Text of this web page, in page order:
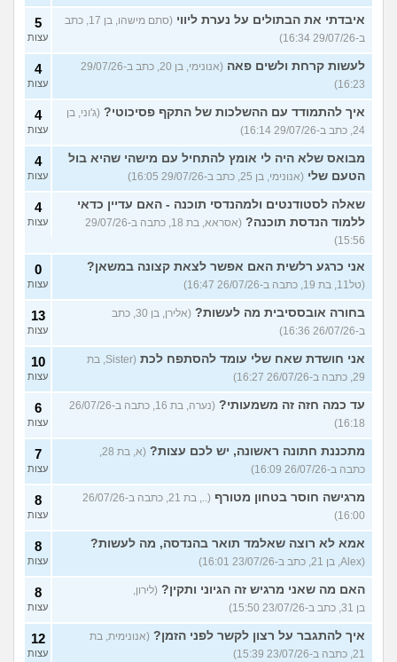
איבדתי את הבתולים על נערת ליווי
(סתם מישהו, בן 17, כתב
ב-29/07/26 16:34)
5
עצות
לעשות קרחת ולשים פאה
(אנונימי, בן 20, כתב ב-29/07/26
16:23)
4
עצות
איך להתמודד עם ההשלכות של התקף פסיכוטי? (ג'וני, בן
24, כתב ב-29/07/26 16:14)
4
עצות
מבואס שלא היה לי אומץ להתחיל עם מישהי שהיא בול
הטעם שלי (אנונימי, בן 25, כתב ב-29/07/26 16:05)
4
עצות
שאלה לסטודנטים ולמהנדסי תוכנה - האם עדיין כדאי
ללמוד הנדסת תוכנה?
(אסראא, בת 18, כתבה ב-29/07/26
15:56)
4
עצות
אני כרגע רלשית האם אפשר לצאת קצונה במשאן?
(טל11, בת 19, כתבה ב-26/07/26 16:47)
0
עצות
בחורה אובססיבית מה לעשות?
(אלירן, בן 30, כתב
ב-26/07/26 16:36)
13
עצות
אני חושדת שאח שלי עומד להסתפח לכת
(Sister, בת
29, כתבה ב-26/07/26 16:27)
10
עצות
עד כמה חזה זה משמעותי?
(נערה, בת 16, כתבה ב-26/07/26
16:18)
6
עצות
מתכננת חתונה ראשונה, יש לכם עצות?
(א, בת 28,
כתבה ב-26/07/26 16:09)
7
עצות
מרגישה חוסר בטחון מטורף
(.., בת 21, כתבה ב-26/07/26
16:00)
8
עצות
אמא לא רוצה שאלמד תואר בהנדסה, מה לעשות?
(Alex, בן 21, כתב ב-23/07/26 16:01)
8
עצות
האם מה שאני מרגיש זה הגיוני ותקין? (לירון,
בן 31, כתב ב-23/07/26 15:50)
8
עצות
איך להתגבר על רצון לקשר לפני הזמן? (אנונימית, בת
21, כתבה ב-23/07/26 15:39)
12
עצות